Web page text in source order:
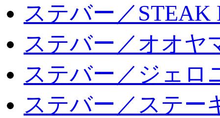
ステバー／STEAK
ステバー／オオヤ
ステバー／ジェロ
ステバー／ステー